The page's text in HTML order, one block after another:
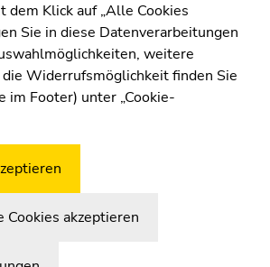
Weiterbildungs
Beethovenstraße 9, 8010
Mo.-Do.: 9.00-14.00
dem Klick auf „Alle Cookies
Sie in diese Datenverarbeitungen
weitere
Widerrufsmöglichkeit finden Sie
im Footer) unter „Cookie-
Cookies akzeptieren